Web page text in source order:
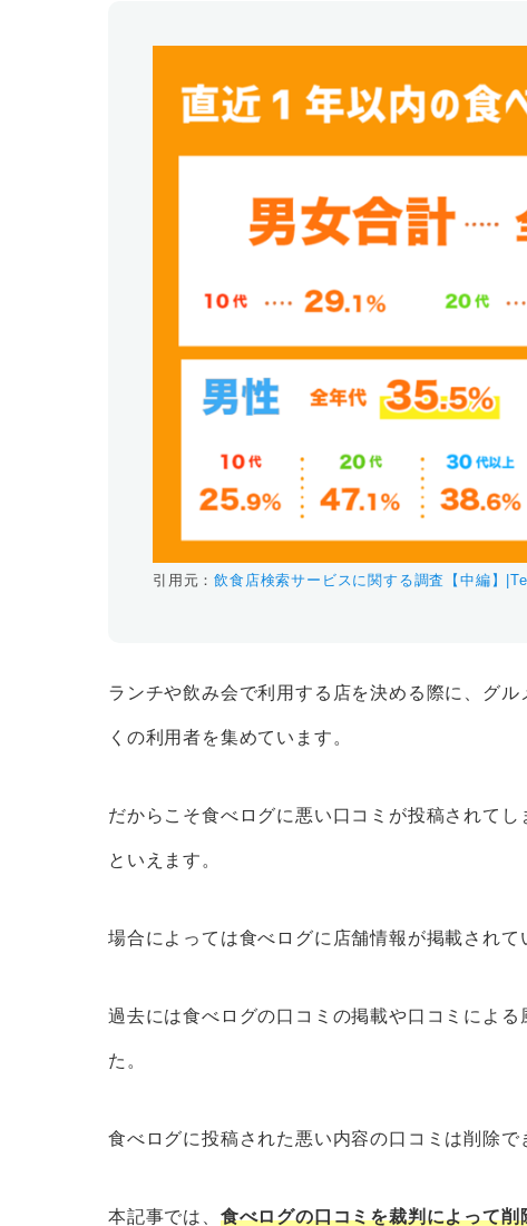
引用元：飲食店検索サービスに関する調査【中編】
ランチや飲み会で利用する店を決める際に、グ
くの利用者を集めています。
だからこそ食べログに悪い口コミが投稿されて
といえます。
場合によっては食べログに店舗情報が掲載されて
過去には食べログの口コミの掲載や口コミによ
た。
食べログに投稿された悪い内容の口コミは削除で
本記事では、 食べログの口コミを裁判によって